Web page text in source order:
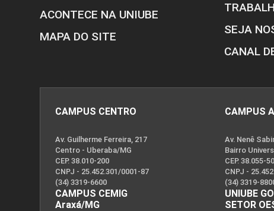
ACONTECE NA UNIUBE
MAPA DO SITE
SEJA
CANAL
CAMPUS CENTRO
Av. Guilherme Ferreira, 217
Centro - Uberaba/MG
CEP. 38.010-200
CNPJ - 25.452.301/0001-87
(34) 3319-6600
CAMPUS CEMIG
Araxá/MG
CAMPUS
Av. Nenê
Bairro
CEP. 38.055-
CNPJ -
(34) 3319-
UNIUBE
SETOR